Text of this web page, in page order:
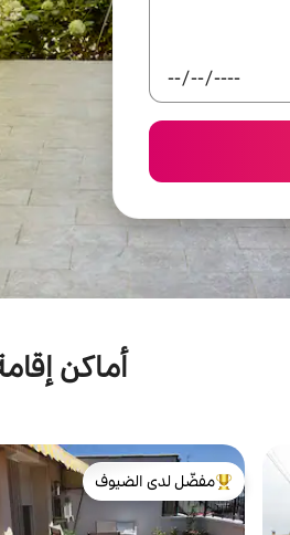
أماكن
من أبرز البيوت المفضّلة لدى الضيوف
مفضّل لدى الضيوف